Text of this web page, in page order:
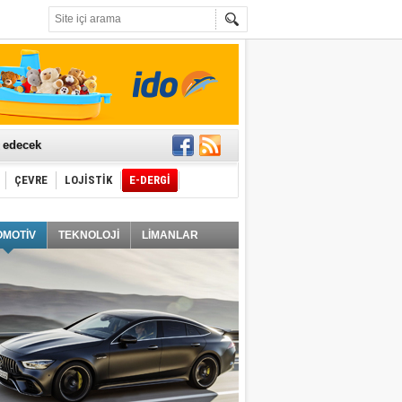
ÇEVRE LOJİSTİK E-DERGİ
TEKNOLOJİ LİMANLAR